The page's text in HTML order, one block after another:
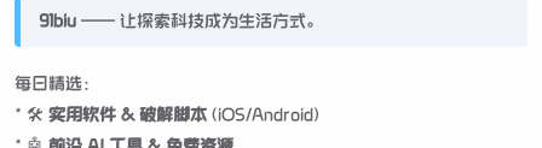
91biu —— 让探索科技成为生活方式。
每日精选：
* 🛠️ 实用软件 & 破解脚本 (iOS/Android)